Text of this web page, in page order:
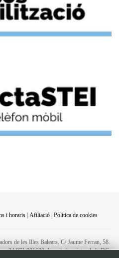
i horaris| Afiliació| Política de cookies
de les Illes Balears. C/ Jaume Ferran, 58.
34 971 901600. Inscrit al registre de la DG